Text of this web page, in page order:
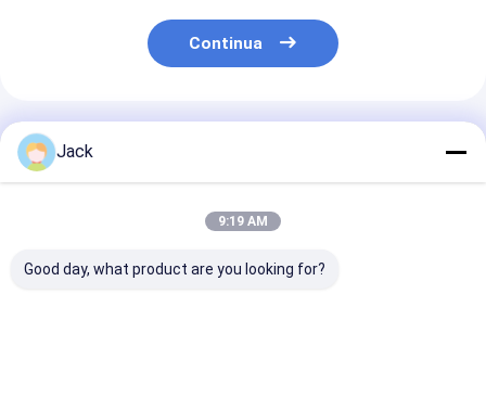
Continua
Prodotti Raccomandati
Jack
9:19 AM
Good day, what product are you looking for?